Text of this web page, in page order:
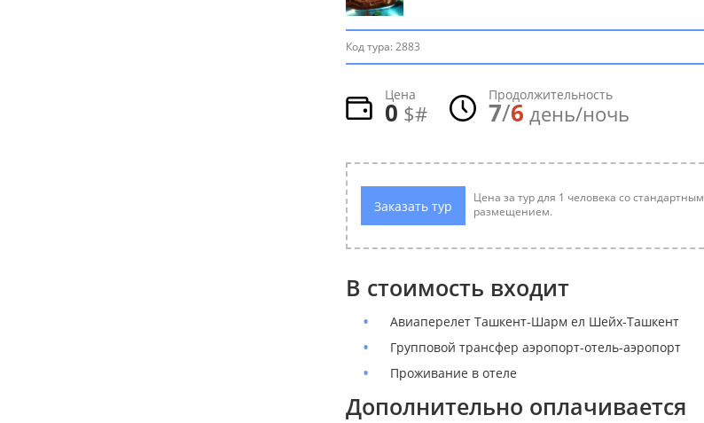
Код тура: 2883
Цена
0 $#
Продолжительность
7/6 день/ночь
Заказать тур
Цена за тур для 1 человека со стандартным
размещением.
В стоимость входит
Авиаперелет Ташкент-Шарм ел Шейх-Ташкент
Групповой трансфер аэропорт-отель-аэропорт
Проживание в отеле
Дополнительно оплачивается